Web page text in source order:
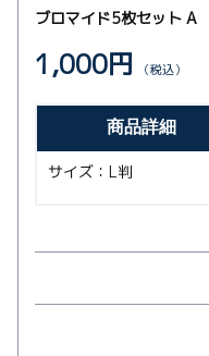
ブロマイド5枚セット A
1,000円 （税込）
商品詳細
サイズ：L判